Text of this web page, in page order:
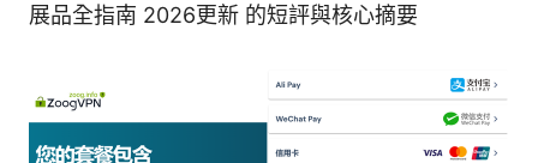
展品全指南 2026更新 的短評與核心摘要